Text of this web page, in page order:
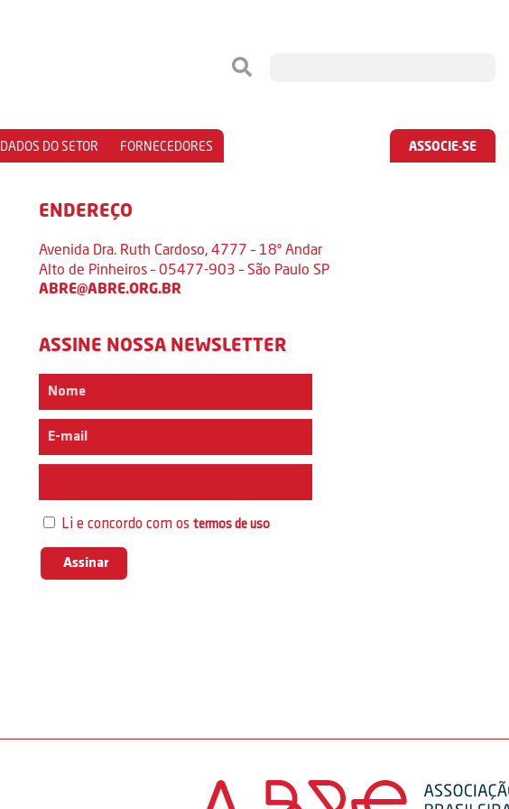
DADOS DO SETOR FORNECEDORES ASSOCIE-SE
ENDEREÇO
Avenida Dra. Ruth Cardoso, 4777 – 18º Andar
Alto de Pinheiros – 05477-903 – São Paulo SP
ABRE@ABRE.ORG.BR
ASSINE NOSSA NEWSLETTER
Li e concordo com ostermos de uso